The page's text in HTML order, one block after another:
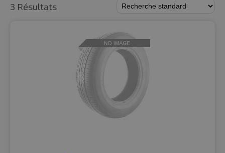
3 Résultats